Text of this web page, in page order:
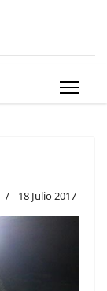
18 Julio 2017